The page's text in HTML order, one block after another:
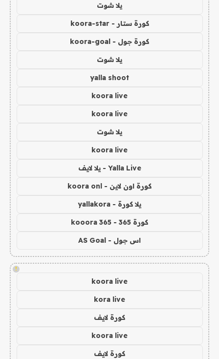
يلا شوت
كورة ستار - koora-star
كورة جول - koora-goal
يلا شوت
yalla shoot
koora live
koora live
يلا شوت
koora live
Yalla Live - يلا لايف
كورة اون لاين - koora onl
يلا كورة - yallakora
كورة 365 - kooora 365
اس جول - AS Goal
!
koora live
kora live
كورة لايف
koora live
كورة لايف